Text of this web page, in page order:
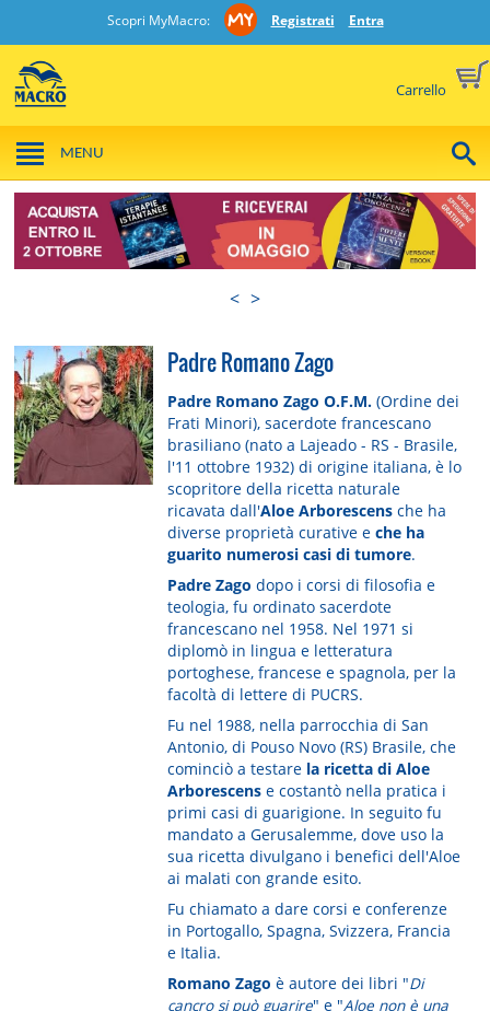
Scopri MyMacro: Registrati Entra
Carrello
MENU
< >
Padre Romano Zago
Padre Romano Zago O.F.M. (Ordine dei
Frati Minori), sacerdote francescano
brasiliano (nato a Lajeado - RS - Brasile,
l'11 ottobre 1932) di origine italiana, è lo
scopritore della ricetta naturale
ricavata dall'Aloe Arborescensche ha
diverse proprietà curative eche ha
guarito numerosi casi di tumore.
Padre Zago dopo i corsi di filosofia e
teologia, fu ordinato sacerdote
francescano nel 1958. Nel 1971 si
diplomò in lingua e letteratura
portoghese, francese e spagnola, per la
facoltà di lettere di PUCRS.
Fu nel 1988, nella parrocchia di San
Antonio, di Pouso Novo (RS) Brasile, che
cominciò a testare la ricetta di Aloe
Arborescens e costantò nella pratica i
primi casi di guarigione. In seguito fu
mandato a Gerusalemme, dove uso la
sua ricetta divulgano i benefici dell'Aloe
ai malati con grande esito.
Fu chiamato a dare corsi e conferenze
in Portogallo, Spagna, Svizzera, Francia
e Italia.
Romano Zago è autore dei libri "Di
cancro si può guarire" e "Aloe non è una